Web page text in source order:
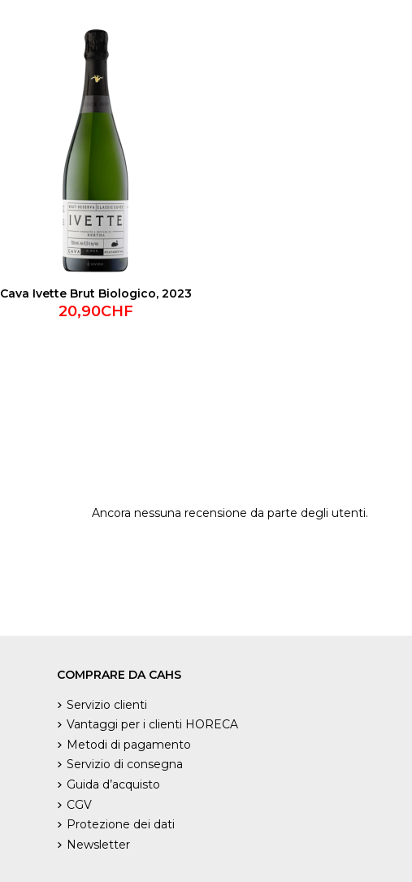
Cava Ivette Brut Biologico, 2023
20,90CHF
Ancora nessuna recensione da parte degli utenti.
COMPRARE DA CAHS
Servizio clienti
Vantaggi per i clienti HORECA
Metodi di pagamento
Servizio di consegna
Guida d’acquisto
CGV
Protezione dei dati
Newsletter